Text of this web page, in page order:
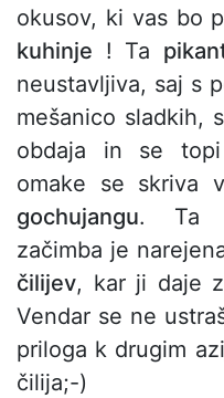
okusov, ki vas bo
kuhinje ! Ta
neustavljiva, saj s
mešanico sladkih,
obdaja in se
omake se skriva
gochujangu. Ta
začimba je
čilijev, kar ji daje
Vendar se ne
priloga k drugim
čilija;-)